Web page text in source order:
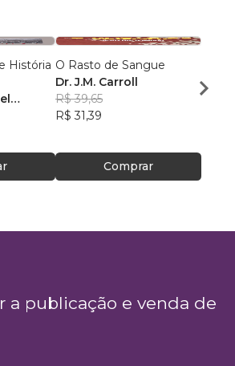
História O Rasto de Sangue
Dr. J.M. Carroll
R$ 39,65
R$ 31,39
Comprar
R$
a publicação e venda de